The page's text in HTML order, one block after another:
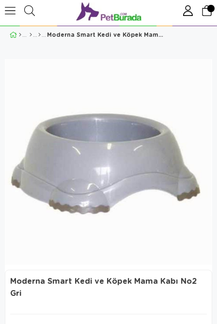
Moderna Smart Kedi ve Köpek Mama Kabı No2 Gri
Moderna Smart Kedi ve Köpek Mama Kabı No2
Gri